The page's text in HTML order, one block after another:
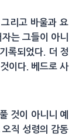
리고 바울과 요
는 그들이 아니
록되었다. 더 정
이다. 베드로 사
것이 아니니 예
직 성령의 감동